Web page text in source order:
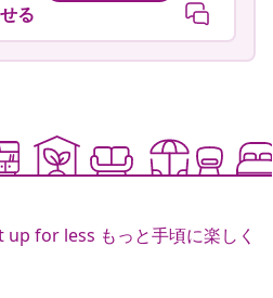
る
up for less もっと手頃に楽しく